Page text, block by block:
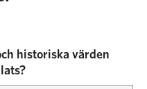
historiska värden